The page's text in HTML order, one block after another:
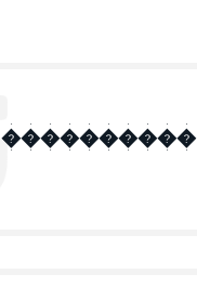
����������